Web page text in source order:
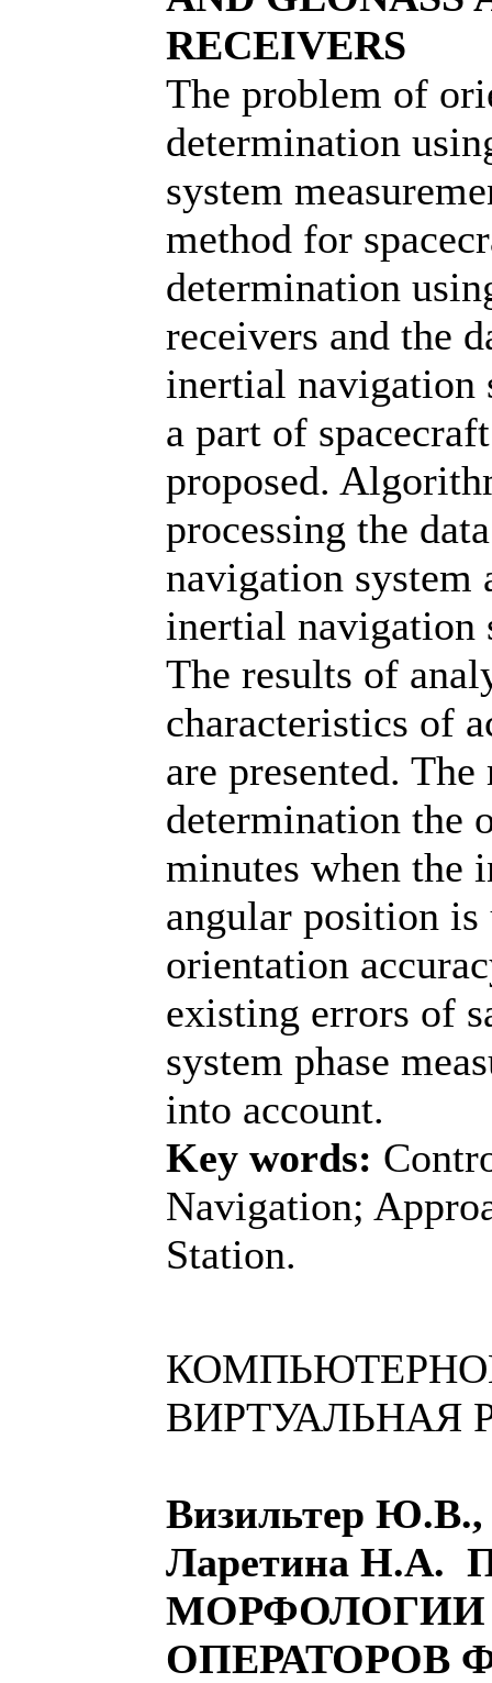
RECEIVERS
The problem of
determination
system
method for
determination
receivers and the
inertial navigation
a part of
proposed.
processing the
navigation system
inertial navigation
The results of
characteristics of
are presented.
determination the
minutes when the
angular position is
orientation
existing errors of
system phase
into account.
Key words:
Navigation;
Station.
ВИРТУАЛЬНАЯ
Визильтер
Ларетина
МОРФОЛОГИИ
ОПЕРАТОРОВ